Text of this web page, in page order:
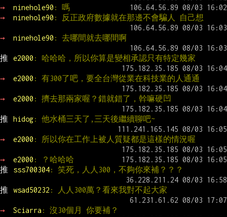
→ ninehole90 : 嗎
→
ninehole90 : 反正政府數據就在那邊不會騙人 自己想
→ ninehole90 : 去哪間就去哪間啊
推 e2000 : 哈哈哈，所以你算是變相承認只有特定幾家
→ e2000 : 有300了吧，要全台灣從業在科技業的人通通
→ e2000 : 擠去那兩家喔？錯就錯了，幹嘛硬凹
推 hidog: 他水桶三天了,三天後繼續聊吧~
→ e2000 : 所以你在工作上被人質疑都是這樣的情況喔
→ e2000 : ？哈哈哈
推
sss700304: 笑死，人人300，不夠你來補？？？
推 wsad50232 : 人人300萬？看來我對不起大家
→ Sciarra : 沒30個月 你要補？